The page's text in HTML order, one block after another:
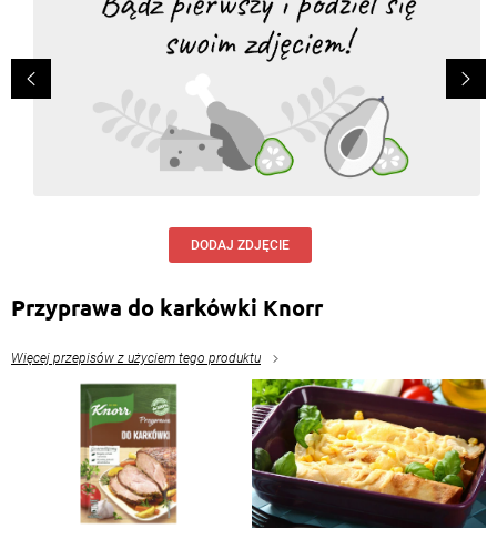
DODAJ ZDJĘCIE
Przyprawa do karkówki Knorr
Więcej przepisów z użyciem tego produktu